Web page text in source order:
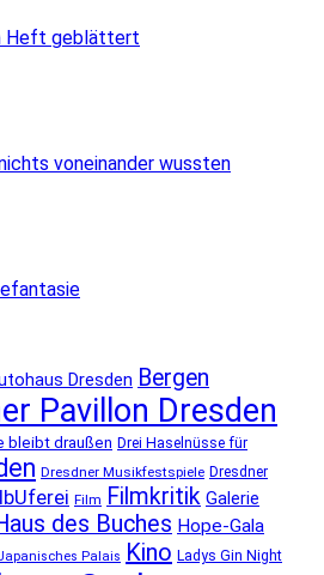
Heft geblättert
voneinander wussten
Dresden Bergen
Pavillon Dresden
bleibt draußen Drei Haselnüsse für
Dresdner Musikfestspiele Dresdner
Film Filmkritik Galerie
des Buches Hope-Gala
Palais Kino Ladys Gin Night